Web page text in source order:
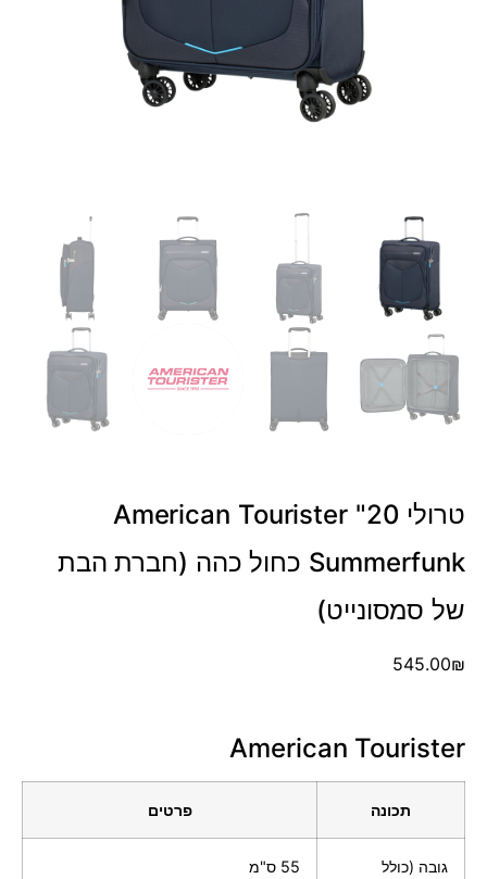
טרולי 20" American Tourister
Summerfunk כחול כהה (חברת הבת
של סמסונייט)
545.00₪
American Tourister
תכונה פרטים
גובה (כולל
55 ס"מ